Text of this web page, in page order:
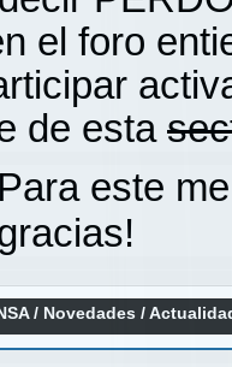
el foro
de esta
Para este
/ Novedades /
Maldito Games